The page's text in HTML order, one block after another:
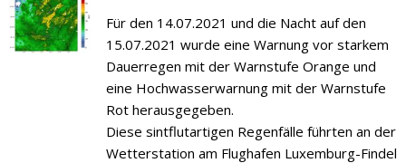
Für den 14.07.2021 und die Nacht auf den
15.07.2021 wurde eine Warnung vor starkem
Dauerregen mit der Warnstufe Orange und
eine Hochwasserwarnung mit der Warnstufe
Rot herausgegeben.
Diese sintflutartigen Regenfälle führten an der
Wetterstation am Flughafen Luxemburg-Findel